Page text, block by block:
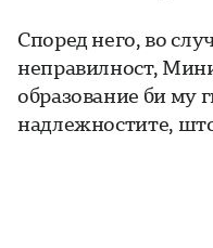
Според него, во
неправилност,
образование би му
надлежностите,